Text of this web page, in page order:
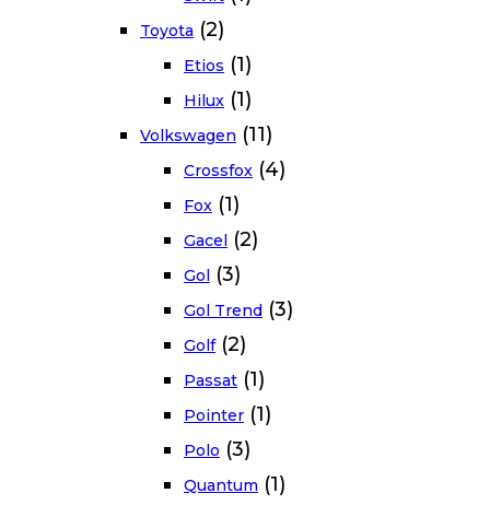
Toyota (2)
Etios (1)
Hilux (1)
Volkswagen (11)
Crossfox (4)
Fox (1)
Gacel (2)
Gol (3)
Gol Trend (3)
Golf (2)
Passat (1)
Pointer (1)
Polo (3)
Quantum (1)